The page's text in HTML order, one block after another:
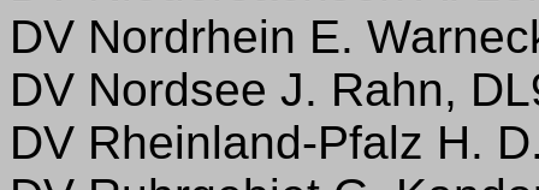
DV Nordrhein E.
DV Nordsee J. Rahn,
DV Rheinland-Pfalz H.